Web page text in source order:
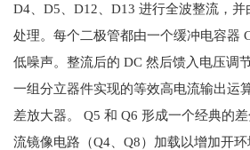
D4、D5、D12、D13 进行全波整流，
处理。每个二极管都由一个缓冲电容器
低噪声。整流后的 DC 然后馈入电压调
一组分立器件实现的等效高电流输出运
差放大器。 Q5 和 Q6 形成一个经典的
流镜像电路（Q4、Q8）加载以增加开